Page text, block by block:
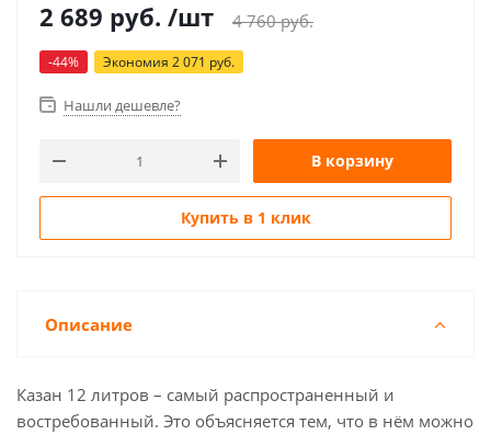
2 689 руб. /шт 4 760руб.
-44% Экономия 2 071 руб.
Нашли дешевле?
В корзину
Купить в 1 клик
Описание
Казан 12 литров – самый распространенный и
востребованный. Это объясняется тем, что в нём можно